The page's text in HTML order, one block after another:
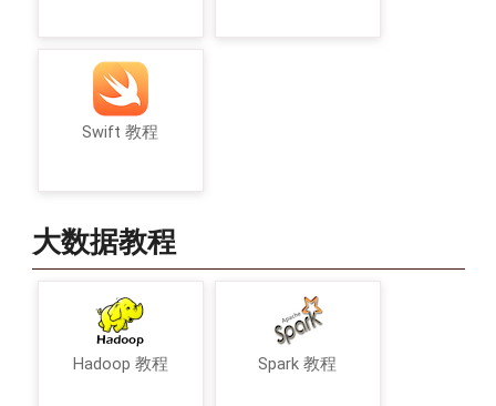
Swift 教程
大数据教程
Hadoop 教程 Spark 教程